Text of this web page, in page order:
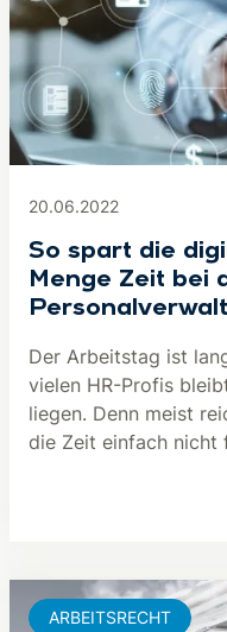
20.06.2022
So spart die
Menge Zeit bei
Der Arbeitstag ist
vielen HR-Profis
liegen. Denn meist
die Zeit einfach nicht
ARBEITSRECHT